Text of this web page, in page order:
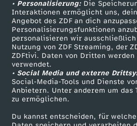
• Personalisierung:Die
Interaktionen ermöglicht uns,
Angebot des ZDF an dich
Personalisierungsfunktionen
personalisieren wir
Nutzung von ZDF Streaming, der
ZDFtivi. Daten von Dritten
verwendet.
• Social Media und externe
Social-Media-Tools und Dienste
Anbietern. Unter anderem um das
zu ermöglichen.
Du kannst entscheiden, für
r
i
l
2
0
Sendungen A-Z
TV-Programm
Hilfe
ZDF Unternehmen
Karriere
ZDF goes Schule